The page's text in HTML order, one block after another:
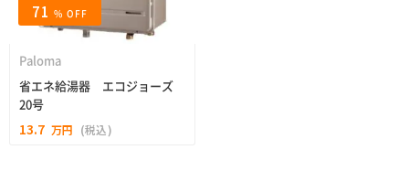
71% OFF
Paloma
省エネ給湯器 エコジョーズ
20号
13.7 万円 (税込)